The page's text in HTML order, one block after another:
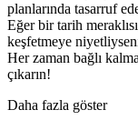
planlarında tasarruf
Eğer bir tarih
keşfetmeye
Her zaman bağlı
çıkarın!
Daha fazla göster